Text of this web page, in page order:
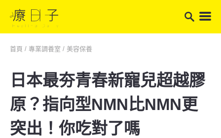
首頁 / 專業調養室 / 美容保養
日本最夯青春新寵兒超越膠
原？指向型NMN比NMN更
突出！你吃對了嗎